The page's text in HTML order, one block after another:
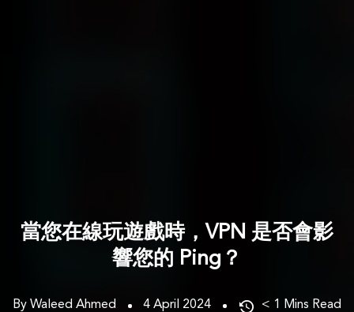
當您在線玩遊戲時，VPN 是否會影
響您的 Ping？
By Waleed Ahmed 4 April 2024 < 1 Mins Read